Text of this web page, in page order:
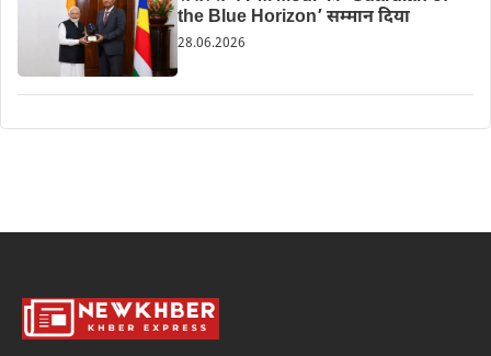
the Blue Horizon’ सम्मान दिया
28.06.2026